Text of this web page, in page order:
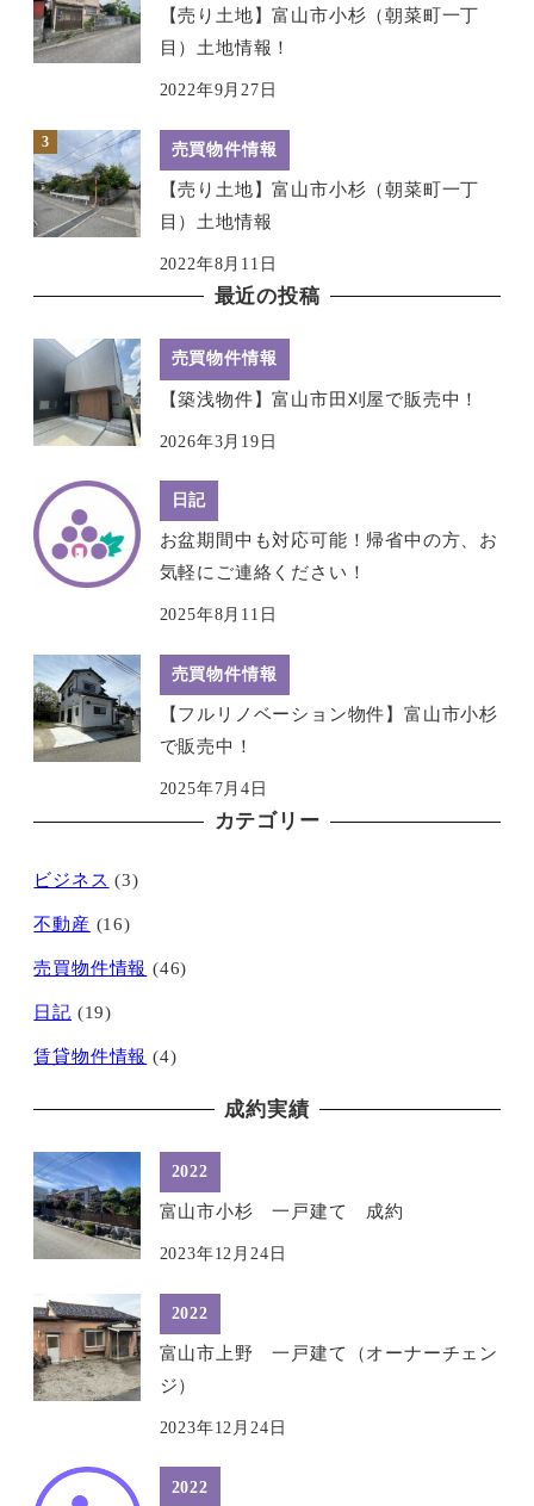
【売り土地】富山市小杉（朝菜町一丁
目）土地情報！
2022年9月27日
売買物件情報
【売り土地】富山市小杉（朝菜町一丁
目）土地情報
2022年8月11日
最近の投稿
売買物件情報
【築浅物件】富山市田刈屋で販売中！
2026年3月19日
日記
お盆期間中も対応可能！帰省中の方、お
気軽にご連絡ください！
2025年8月11日
売買物件情報
【フルリノベーション物件】富山市小杉
で販売中！
2025年7月4日
カテゴリー
ビジネス (3)
不動産 (16)
売買物件情報 (46)
日記 (19)
賃貸物件情報 (4)
成約実績
2022
富山市小杉 一戸建て 成約
2023年12月24日
2022
富山市上野 一戸建て（オーナーチェン
ジ）
2023年12月24日
2022